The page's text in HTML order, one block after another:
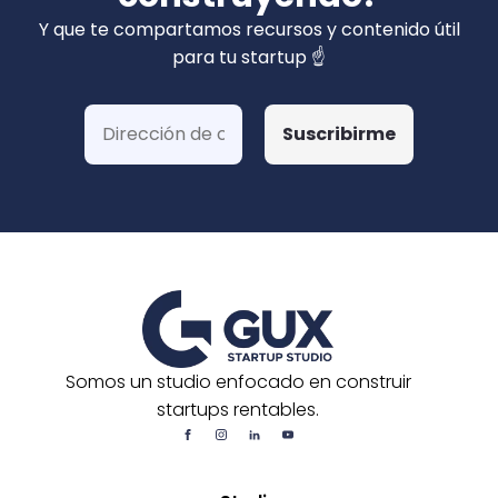
privados). Hemos ganado más de 15 fondos
de Corfo y 3 Startups Chile, además de otras
postulaciones o convocatorias.
Y que te compartamos recursos y contenido útil
para tu startup ☝️
Somos un studio enfocado en construir
startups rentables.